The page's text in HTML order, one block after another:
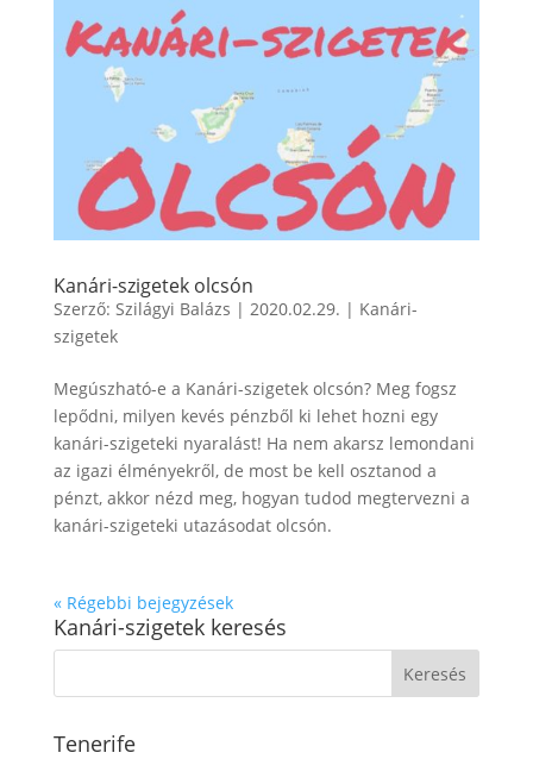
Kanári-szigetek olcsón
Szerző: Szilágyi Balázs | 2020.02.29. | Kanári-
szigetek
Megúszható-e a Kanári-szigetek olcsón? Meg fogsz
lepődni, milyen kevés pénzből ki lehet hozni egy
kanári-szigeteki nyaralást! Ha nem akarsz lemondani
az igazi élményekről, de most be kell osztanod a
pénzt, akkor nézd meg, hogyan tudod megtervezni a
kanári-szigeteki utazásodat olcsón.
« Régebbi bejegyzések
Kanári-szigetek keresés
Tenerife